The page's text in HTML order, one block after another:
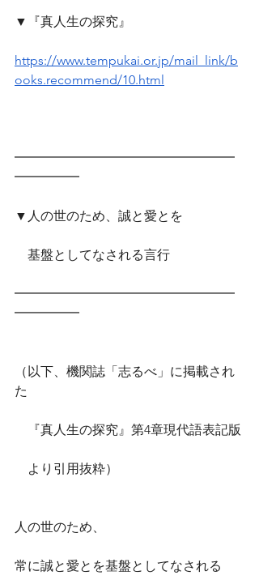
▼『真人生の探究』
https://www.tempukai.or.jp/mail_link/b
ooks.recommend/10.html
━━━━━━━━━━━━━━━━━
━━━━━
▼人の世のため、誠と愛とを
基盤としてなされる言行
━━━━━━━━━━━━━━━━━
━━━━━
（以下、機関誌「志るべ」に掲載され
た
『真人生の探究』第4章現代語表記版
より引用抜粋）
人の世のため、
常に誠と愛とを基盤としてなされる